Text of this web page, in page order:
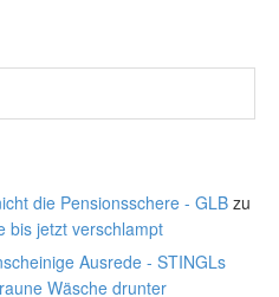
die Pensionsschere - GLB zu
bis jetzt verschlampt
Ausrede - STINGLs
Wäsche drunter